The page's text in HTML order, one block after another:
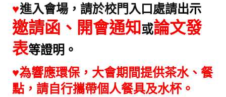
盧善棟獎學金
盧善棟獎學金得獎人
技術獎章得獎人介紹
♥進入會場，請於校門入口處請出示
邀請函、開會通知或論文發
表等證明 。
♥為響應環保， 大會期間提供茶水、餐
點，請自行攜帶個人餐具及水杯。